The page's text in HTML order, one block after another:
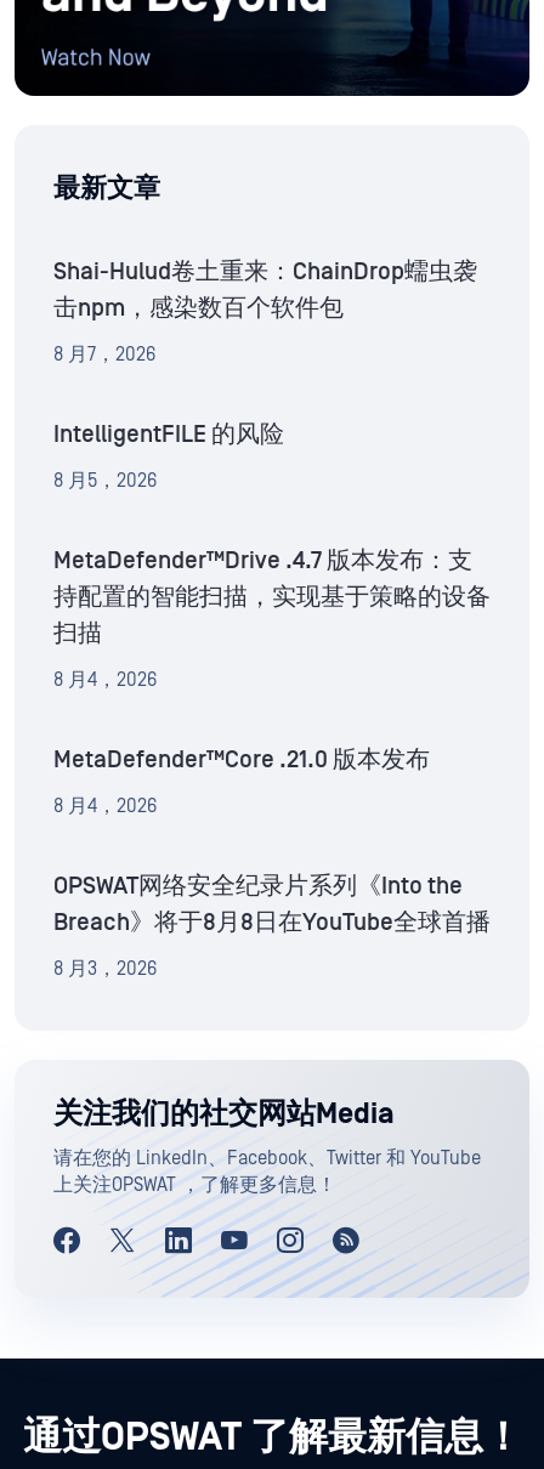
最新文章
Shai-Hulud卷土重来：ChainDrop蠕虫袭
击npm，感染数百个软件包
8 月7，2026
IntelligentFILE 的风险
8 月5，2026
MetaDefender™Drive .4.7 版本发布：支
持配置的智能扫描，实现基于策略的设备
扫描
8 月4，2026
MetaDefender™Core .21.0 版本发布
8 月4，2026
OPSWAT网络安全纪录片系列《Into the
Breach》将于8月8日在YouTube全球首播
8 月3，2026
关注我们的社交网站Media
请在您的 LinkedIn、Facebook、Twitter 和 YouTube
上关注OPSWAT ，了解更多信息！
通过OPSWAT 了解最新信息！